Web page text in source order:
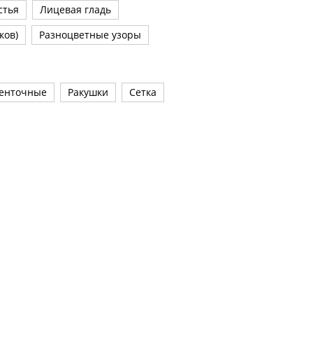
Лицевая гладь
Разноцветные узоры
Ракушки
Сетка